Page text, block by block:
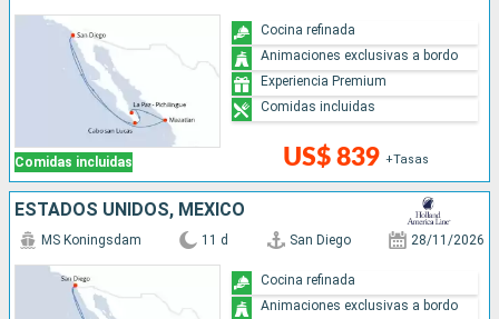
Comidas incluidas US$ 839 +Tasas
Cocina refinada
Animaciones exclusivas a bordo
Experiencia Premium
Comidas incluidas
ESTADOS UNIDOS, MÉXICO
MS Koningsdam 11 d San Diego 28/11/2026
Cocina refinada
Animaciones exclusivas a bordo